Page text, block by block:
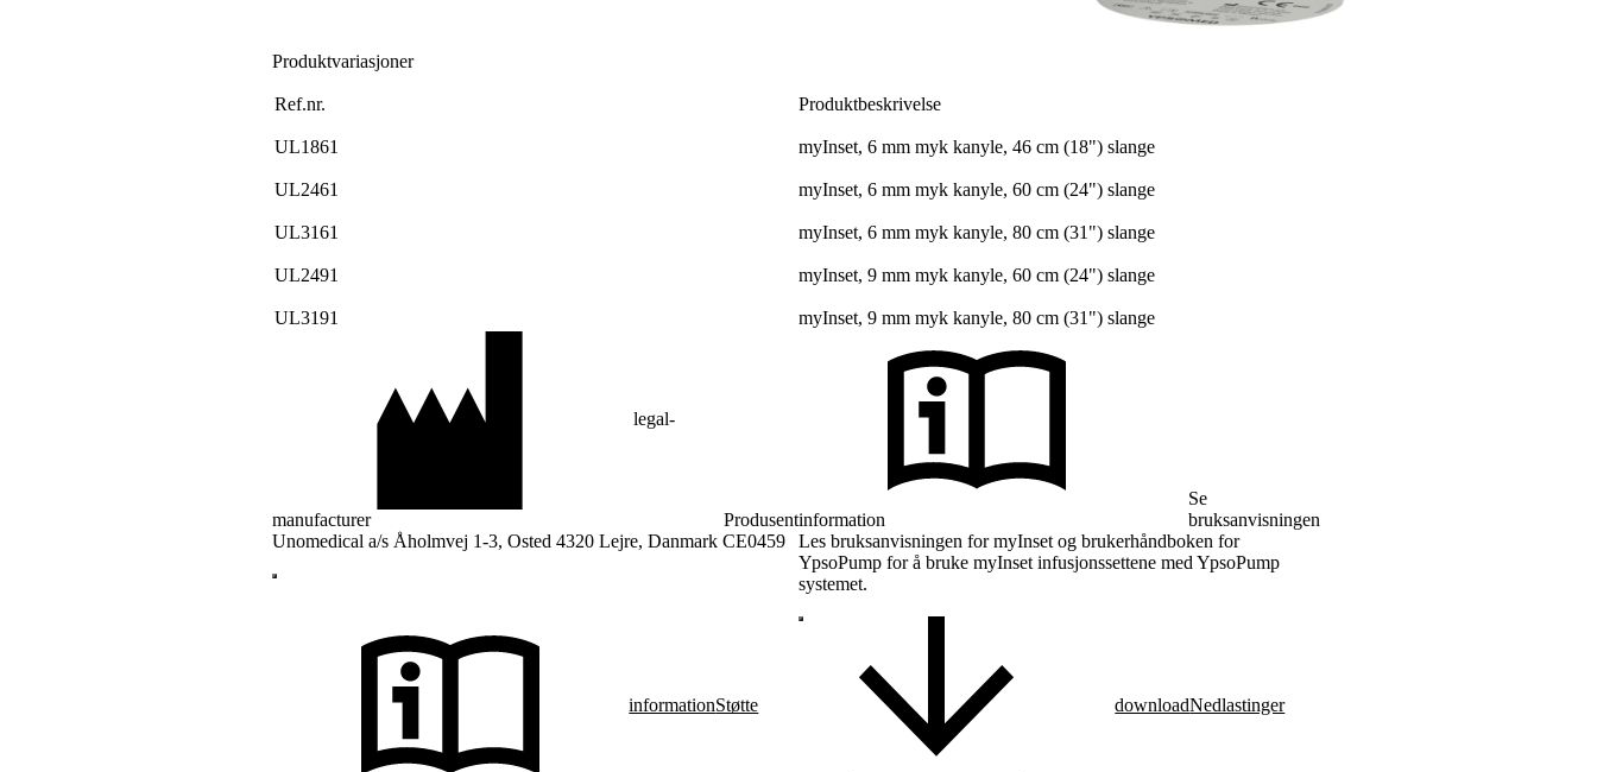
Produktvariasjoner
Ref.nr. Produktbeskrivelse
UL1861 myInset, 6 mm myk kanyle, 46 cm (18") slange
UL2461 myInset, 6 mm myk kanyle, 60 cm (24") slange
UL3161 myInset, 6 mm myk kanyle, 80 cm (31") slange
UL2491 myInset, 9 mm myk kanyle, 60 cm (24") slange
UL3191 myInset, 9 mm myk kanyle, 80 cm (31") slange
legal-
manufacturer
Produsent
Unomedical a/s Åholmvej 1-3, Osted 4320 Lejre, Danmark CE0459
information
Se
bruksanvisningen
Les bruksanvisningen for myInset og brukerhåndboken for
YpsoPump for å bruke myInset infusjonssettene med YpsoPump
systemet.
informationStøtte downloadNedlastinger